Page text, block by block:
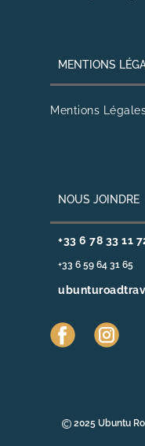
MENTIONS
Mentions
NOUS JOINDRE
+33 6 78 33 11
+33 6 59 64 31 65
​2025 Ubuntu